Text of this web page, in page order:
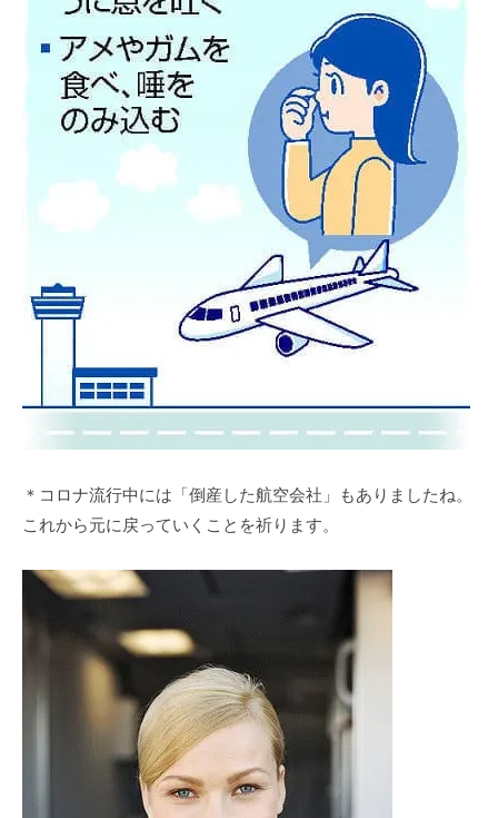
＊コロナ流行中には「倒産した航空会社」もありましたね。
これから元に戻っていくことを祈ります。